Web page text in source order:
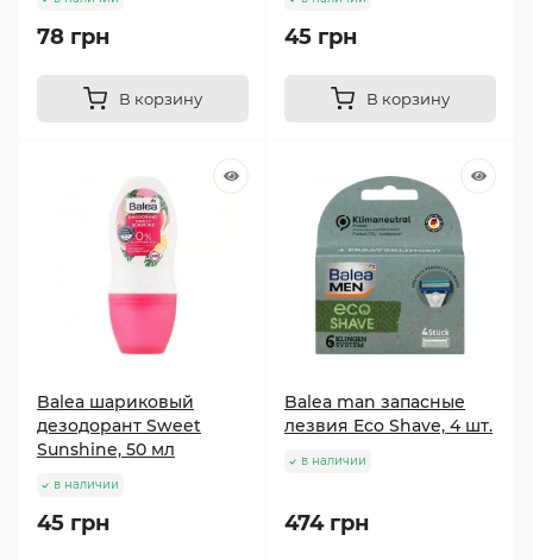
78 грн
В корзину
45 грн
В корзину
Balea шариковый
дезодорант Sweet
Sunshine, 50 мл
в наличии
45 грн
Balea man запасные
лезвия Eco Shave, 4 шт.
в наличии
474 грн